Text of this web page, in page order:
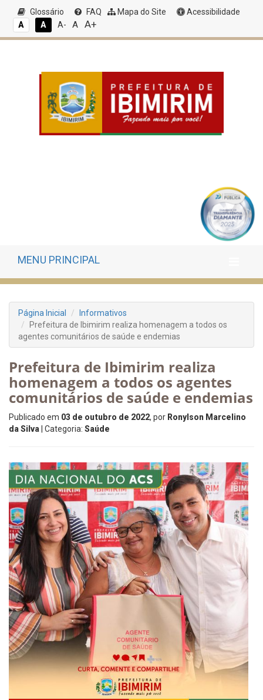
Glossário FAQ Mapa do Site
Acessibilidade
A
A A- A A+
MENU PRINCIPAL
Página Inicial
Informativos
Prefeitura de Ibimirim realiza homenagem a todos os
agentes comunitários de saúde e endemias
Prefeitura de Ibimirim realiza
homenagem a todos os agentes
comunitários de saúde e endemias
Publicado em 03 de outubro de 2022, por Ronylson Marcelino
da Silva | Categoria: Saúde